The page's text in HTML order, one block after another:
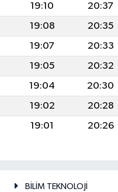
19:10
20:37
19:08
20:35
19:07
20:33
19:05
20:32
19:04
20:30
19:02
20:28
19:01 20:26
BİLİM TEKNOLOJİ